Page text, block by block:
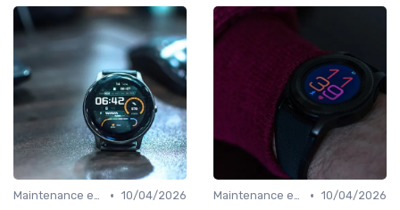
Maintenance et Mises à Jour • 10/04/2026
Maintenance et Mises à Jour • 10/04/2026